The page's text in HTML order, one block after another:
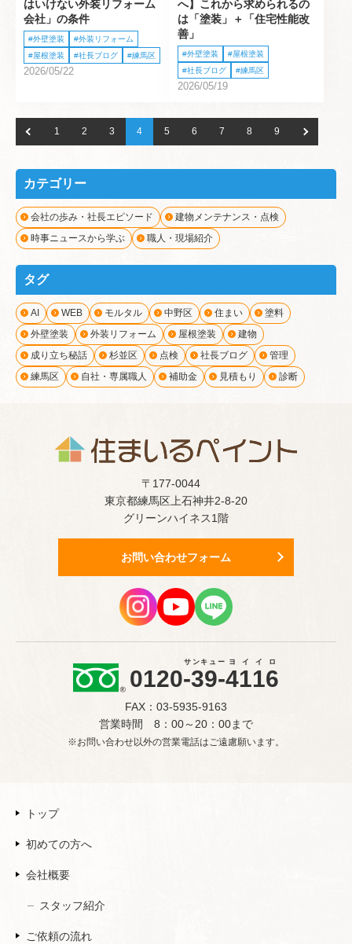
はいけない外装リフォーム
会社」の条件
外壁塗装
外装リフォーム
屋根塗装
社長ブログ 練馬区
2026/05/22
へ】これから求められるの
は「塗装」＋「住宅性能改
善」
外壁塗装
屋根塗装
社長ブログ
練馬区
2026/05/19
1 2 3 4 5 6 7 8 9
カテゴリー
会社の歩み・社長エピソード
建物メンテナンス・点検
時事ニュースから学ぶ
職人・現場紹介
タグ
AI WEB モルタル 中野区 住まい
塗料
外壁塗装
外装リフォーム 屋根塗装
建物
成り立ち秘話
杉並区 点検 社長ブログ
管理
練馬区
自社・専属職人 補助金 見積もり 診断
〒177-0044
東京都練馬区上石神井2-8-20
グリーンハイネス1階
お問い合わせフォーム
0120-39-
サンキュー
4116
ヨイイロ
FAX：03-5935-9163
営業時間 8：00～20：00まで
※お問い合わせ以外の営業電話はご遠慮願います。
トップ
初めての方へ
会社概要
スタッフ紹介
ご依頼の流れ